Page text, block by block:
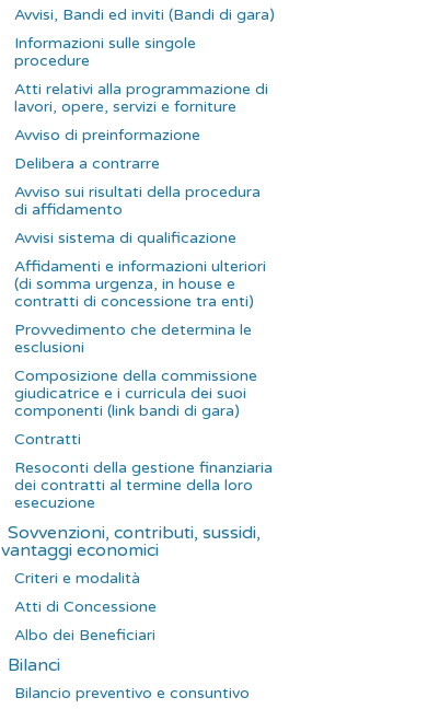
Avvisi, Bandi ed inviti (Bandi di gara)
Informazioni sulle singole
procedure
Atti relativi alla programmazione di
lavori, opere, servizi e forniture
Avviso di preinformazione
Delibera a contrarre
Avviso sui risultati della procedura
di affidamento
Avvisi sistema di qualificazione
Affidamenti e informazioni ulteriori
(di somma urgenza, in house e
contratti di concessione tra enti)
Provvedimento che determina le
esclusioni
Composizione della commissione
giudicatrice e i curricula dei suoi
componenti (link bandi di gara)
Contratti
Resoconti della gestione finanziaria
dei contratti al termine della loro
esecuzione
Sovvenzioni, contributi, sussidi,
vantaggi economici
Criteri e modalità
Atti di Concessione
Albo dei Beneficiari
Bilanci
Bilancio preventivo e consuntivo